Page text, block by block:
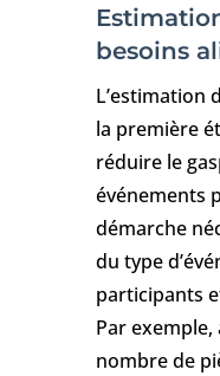
besoins
L’estimation
la première
réduire le
événements
démarche
du type
participants
Par
nombre de